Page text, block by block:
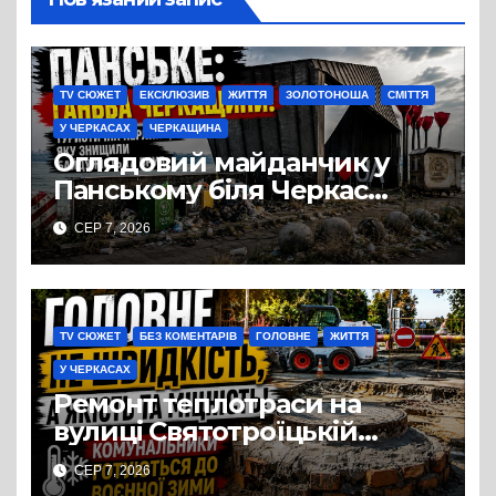
TV СЮЖЕТ ЕКСКЛЮЗИВ ЖИТТЯ ЗОЛОТОНОША СМІТТЯ
У ЧЕРКАСАХ ЧЕРКАЩИНА
Оглядовий майданчик у
Панському біля Черкас
перетворився на занедбане
сміттєзвалище
СЕР 7, 2026
TV СЮЖЕТ БЕЗ КОМЕНТАРІВ ГОЛОВНЕ ЖИТТЯ
У ЧЕРКАСАХ
Ремонт теплотраси на
вулиці Святотроїцькій
затягнувся порівняно із
запланованими термінами.
СЕР 7, 2026